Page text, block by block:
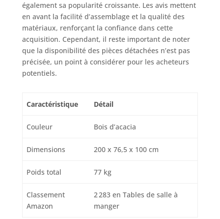
également sa popularité croissante. Les avis mettent
en avant la facilité d’assemblage et la qualité des
matériaux, renforçant la confiance dans cette
acquisition. Cependant, il reste important de noter
que la disponibilité des pièces détachées n’est pas
précisée, un point à considérer pour les acheteurs
potentiels.
Caractéristique Détail
Couleur Bois d’acacia
Dimensions 200 x 76,5 x 100 cm
Poids total 77 kg
Classement
Amazon
2 283 en Tables de salle à
manger